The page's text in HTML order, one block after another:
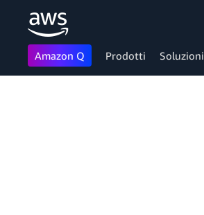
Amazon Q Prodotti Soluzioni